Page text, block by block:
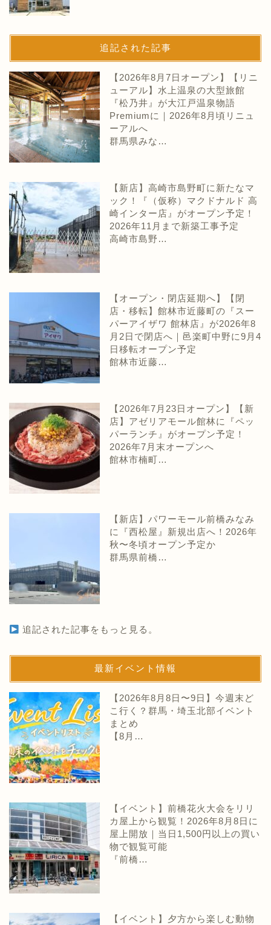
追記された記事
【2026年8月7日オープン】【リニ
ューアル】水上温泉の大型旅館
『松乃井』が大江戸温泉物語
Premiumに｜2026年8月頃リニュ
ーアルへ
群馬県みな…
【新店】高崎市島野町に新たなマ
ック！『（仮称）マクドナルド 高
崎インター店』がオープン予定！
2026年11月まで新築工事予定
高崎市島野…
【オープン・閉店延期へ】【閉
店・移転】館林市近藤町の『スー
パーアイザワ 館林店』が2026年8
月2日で閉店へ｜邑楽町中野に9月4
日移転オープン予定
館林市近藤…
【2026年7月23日オープン】【新
店】アゼリアモール館林に『ペッ
パーランチ』がオープン予定！
2026年7月末オープンへ
館林市楠町…
【新店】パワーモール前橋みなみ
に『西松屋』新規出店へ！2026年
秋〜冬頃オープン予定か
群馬県前橋…
追記された記事をもっと見る。
最新イベント情報
【2026年8月8日〜9日】今週末ど
こ行く？群馬・埼玉北部イベント
まとめ
【8月…
【イベント】前橋花火大会をリリ
カ屋上から観覧！2026年8月8日に
屋上開放｜当日1,500円以上の買い
物で観覧可能
『前橋…
【イベント】夕方から楽しむ動物